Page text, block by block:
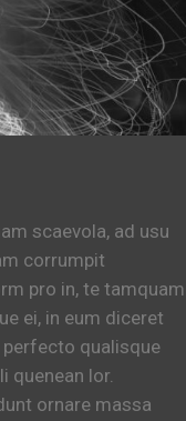
scaevola, ad usu
corrumpit
pro in, te tamquam
ei, in eum diceret
perfecto qualisque
quenean lor.
ornare massa